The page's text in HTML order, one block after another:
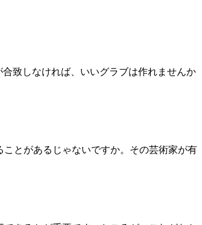
致しなければ、いいグラブは作れませんか
とがあるじゃないですか。その芸術家が有